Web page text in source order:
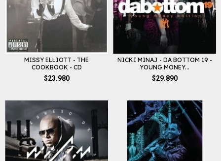
MISSY ELLIOTT - THE
COOKBOOK - CD
$23.980
NICKI MINAJ - DA BOTTOM 19 -
YOUNG MONEY...
$29.890